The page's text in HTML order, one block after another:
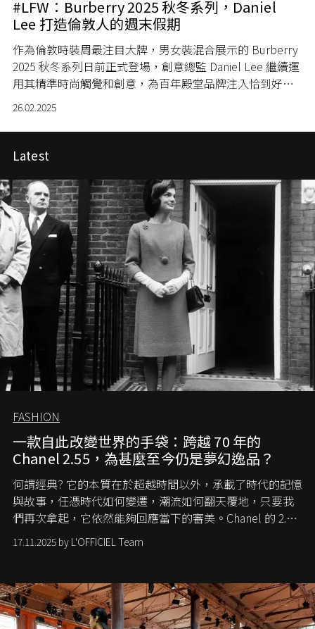
#LFW：Burberry 2025 秋冬系列，Daniel
Lee 打造倫敦人的週末假期
作為倫敦時裝周最注目大牌，男女裝混合展示的 Burberry
2025 秋冬系列日前正式登場，創意總監 Daniel Lee 繼續運
用其精準時尚觸覺和創意，為百年殿堂品牌注入恰到好處
的潮流新意。
26.02.2025
Latest
FASHION
一款自此改變世界的手袋：跨越 70 年的
Chanel 2.55，為甚麼至今仍是夢幻逸品？
何謂經典? 它的本質在於超越時間以外，承載了時代的記憶
與故事，任憑時代如何變遷，潮流如何翻天覆地，只要我
們再次拿起，它依然能夠回應當下的審美。Chanel 的 2.55
手袋更是這樣存在，自問世至今，一直有着舉足輕重的地
位。如果說每個女生的第一個夢想手袋是 Chanel，那 2.55
愛它的雋永與優雅。那麼這個手袋是怎麼誕生的呢？又為
甚麼取名叫 2.55 ？今天就由《L'Officiel HK》帶你穿越流金
歲月，回顧 2.55 的誕生故事。
17.11.2025 by L'OFFICIEL Team